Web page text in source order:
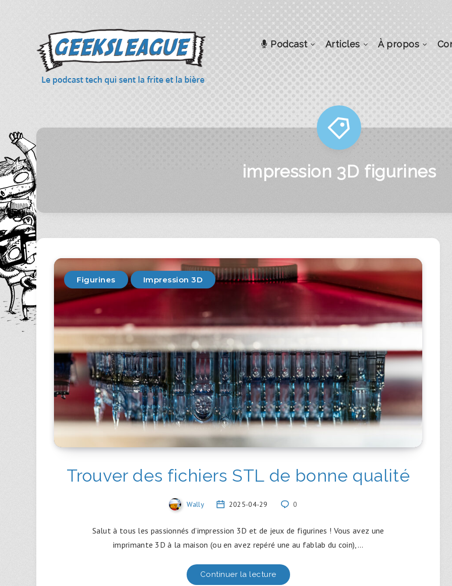
Podcast Articles À propos
impression 3D figurines
Figurines Impression 3D
Trouver des fichiers STL de bonne qualité
Wally 2025-04-29 0
Salut à tous les passionnés d’impression 3D et de jeux de figurines ! Vous avez une
imprimante 3D à la maison (ou en avez repéré une au fablab du coin),…
Continuer la lecture